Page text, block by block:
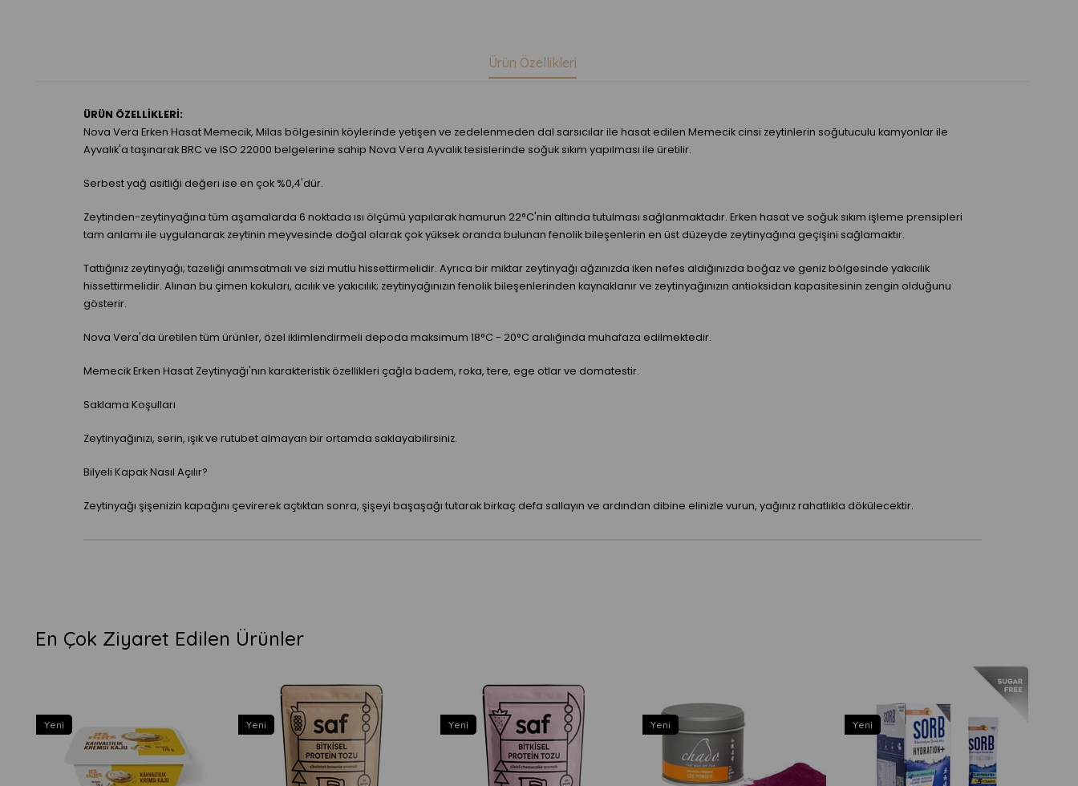
Ürün Özellikleri
ÜRÜN ÖZELLİKLERİ:
Nova Vera Erken Hasat Memecik, Milas bölgesinin köylerinde yetişen ve zedelenmeden dal sarsıcılar ile hasat edilen Memecik cinsi zeytinlerin soğutuculu kamyonlar ile
Ayvalık'a taşınarak BRC ve ISO 22000 belgelerine sahip Nova Vera Ayvalık tesislerinde soğuk sıkım yapılması ile üretilir.
Serbest yağ asitliği değeri ise en çok %0,4'dür.
Zeytinden-zeytinyağına tüm aşamalarda 6 noktada ısı ölçümü yapılarak hamurun 22°C'nin altında tutulması sağlanmaktadır. Erken hasat ve soğuk sıkım işleme prensipleri
tam anlamı ile uygulanarak zeytinin meyvesinde doğal olarak çok yüksek oranda bulunan fenolik bileşenlerin en üst düzeyde zeytinyağına geçişini sağlamaktır.
Tattığınız zeytinyağı; tazeliği anımsatmalı ve sizi mutlu hissettirmelidir. Ayrıca bir miktar zeytinyağı ağzınızda iken nefes aldığınızda boğaz ve geniz bölgesinde yakıcılık
hissettirmelidir. Alınan bu çimen kokuları, acılık ve yakıcılık; zeytinyağınızın fenolik bileşenlerinden kaynaklanır ve zeytinyağınızın antioksidan kapasitesinin zengin olduğunu
gösterir.
Nova Vera'da üretilen tüm ürünler, özel iklimlendirmeli depoda maksimum 18°C - 20°C aralığında muhafaza edilmektedir.
Memecik Erken Hasat Zeytinyağı'nın karakteristik özellikleri çağla badem, roka, tere, ege otlar ve domatestir.
Saklama Koşulları
Zeytinyağınızı, serin, ışık ve rutubet almayan bir ortamda saklayabilirsiniz.
Bilyeli Kapak Nasıl Açılır?
Zeytinyağı şişenizin kapağını çevirerek açtıktan sonra, şişeyi başaşağı tutarak birkaç defa sallayın ve ardından dibine elinizle vurun, yağınız rahatlıkla dökülecektir.
En Çok Ziyaret Edilen Ürünler
Yeni Yeni Yeni Yeni Yeni